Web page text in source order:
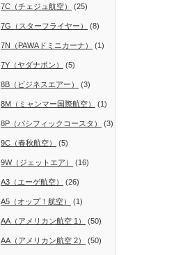
7C（チェジュ航空） (25)
7G（スターフライヤー） (8)
7N（PAWAドミニカーナ） (1)
7Y（ヤダナポン） (5)
8B（ビジネスエアー） (3)
8M（ミャンマー国際航空） (1)
8P（パシフィックコースタ） (3)
9C（春秋航空） (5)
9W（ジェットエア） (16)
A3（エーゲ航空） (26)
A5（オップ！航空） (1)
AA（アメリカン航空 1） (50)
AA（アメリカン航空 2） (50)